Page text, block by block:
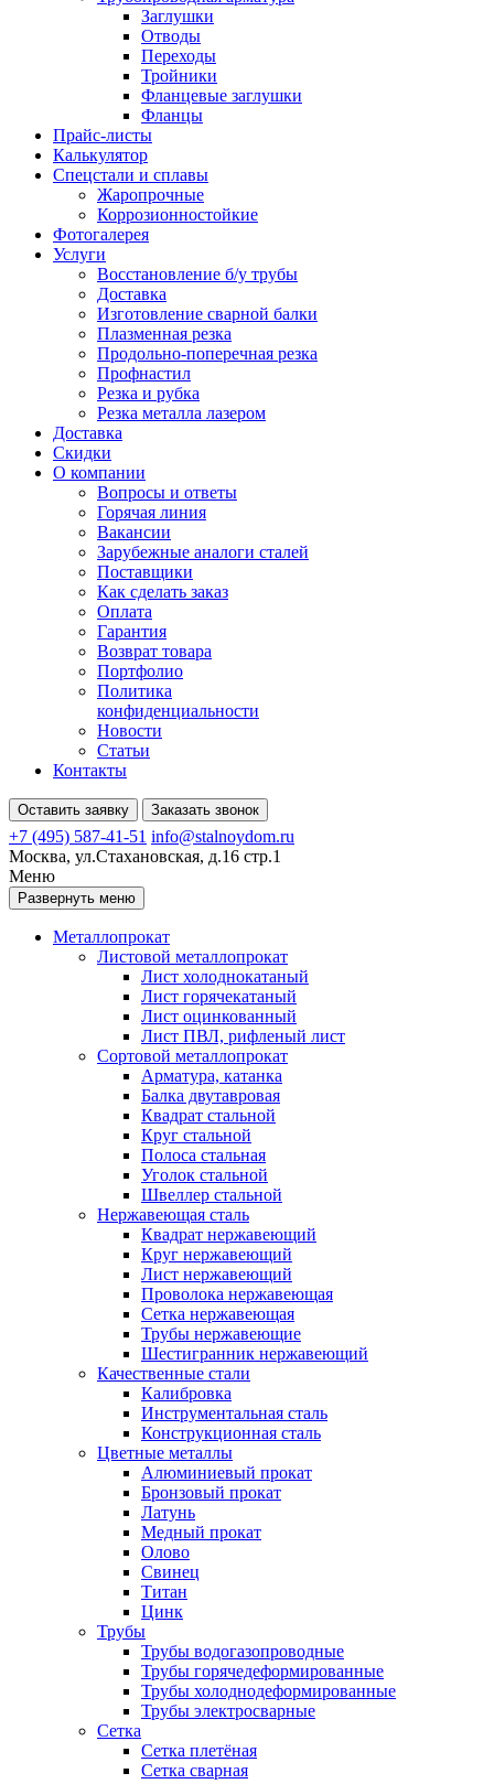
Заглушки
Отводы
Переходы
Тройники
Фланцевые заглушки
Фланцы
Прайс-листы
Калькулятор
Спецстали и сплавы
Жаропрочные
Коррозионностойкие
Фотогалерея
Услуги
Восстановление б/у трубы
Доставка
Изготовление сварной балки
Плазменная резка
Продольно-поперечная резка
Профнастил
Резка и рубка
Резка металла лазером
Доставка
Скидки
О компании
Вопросы и ответы
Горячая линия
Вакансии
Зарубежные аналоги сталей
Поставщики
Как сделать заказ
Оплата
Гарантия
Возврат товара
Портфолио
Политика
конфиденциальности
Новости
Статьи
Контакты
Оставить заявку Заказать звонок
+7 (495) 587-41-51 info@stalnoydom.ru
Москва, ул.Стахановская, д.16 стр.1
Меню
Развернуть меню
Металлопрокат
Листовой металлопрокат
Лист холоднокатаный
Лист горячекатаный
Лист оцинкованный
Лист ПВЛ, рифленый лист
Сортовой металлопрокат
Арматура, катанка
Балка двутавровая
Квадрат стальной
Круг стальной
Полоса стальная
Уголок стальной
Швеллер стальной
Нержавеющая сталь
Квадрат нержавеющий
Круг нержавеющий
Лист нержавеющий
Проволока нержавеющая
Сетка нержавеющая
Трубы нержавеющие
Шестигранник нержавеющий
Качественные стали
Калибровка
Инструментальная сталь
Конструкционная сталь
Цветные металлы
Алюминиевый прокат
Бронзовый прокат
Латунь
Медный прокат
Олово
Свинец
Титан
Цинк
Трубы
Трубы водогазопроводные
Трубы горячедеформированные
Трубы холоднодеформированные
Трубы электросварные
Сетка
Сетка плетёная
Сетка сварная